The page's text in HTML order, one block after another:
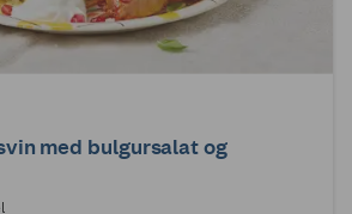
med bulgursalat og